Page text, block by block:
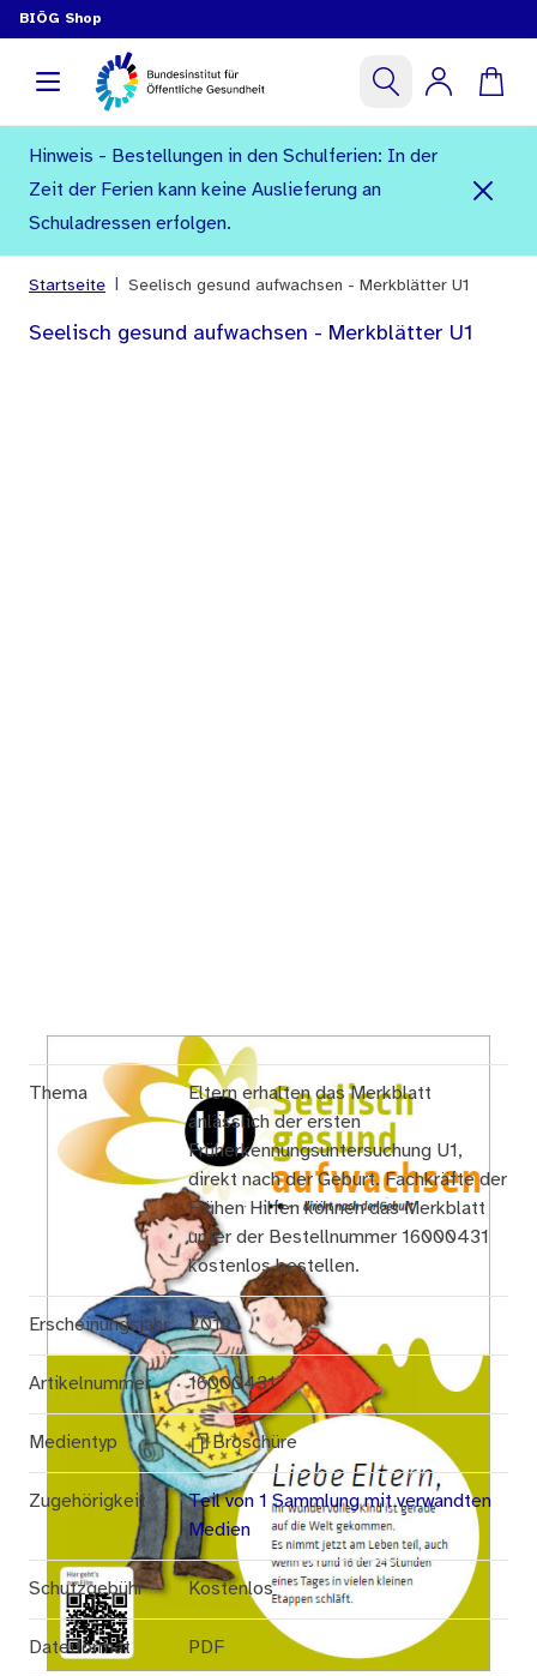
BIÖG Shop
Hinweis - Bestellungen in den Schulferien: In der
Zeit der Ferien kann keine Auslieferung an
Schuladressen erfolgen.
Startseite Seelisch gesund aufwachsen - Merkblätter U1
Seelisch gesund aufwachsen - Merkblätter U1
Thema
Eltern erhalten das Merkblatt
anlässlich der ersten
Früherkennungsuntersuchung U1,
direkt nach der Geburt. Fachkräfte der
Frühen Hilfen können das Merkblatt
unter der Bestellnummer 16000431
kostenlos bestellen.
Erscheinungsjahr 2019
Artikelnummer 16000431
Medientyp Broschüre
Zugehörigkeit
Teil von 1 Sammlung mit verwandten
Medien
Schutzgebühr Kostenlos
Dateiformat PDF